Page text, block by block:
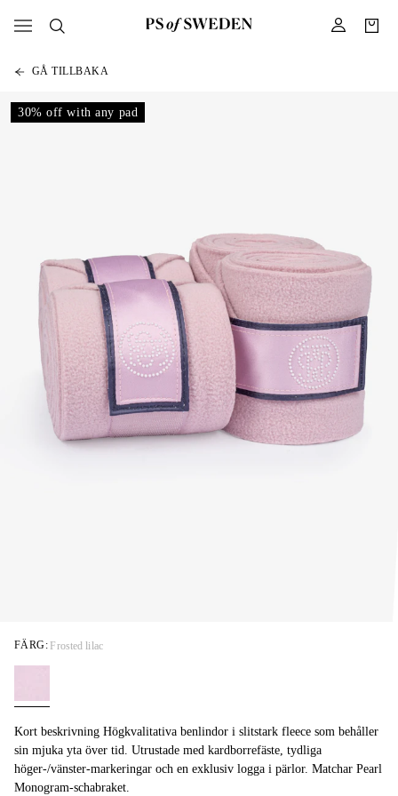
GÅ TILLBAKA
30% off with any pad
Kort beskrivning Högkvalitativa benlindor i slitstark fleece som behåller
sin mjuka yta över tid. Utrustade med kardborrefäste, tydliga
höger-/vänster-markeringar och en exklusiv logga i pärlor. Matchar Pearl
Monogram-schabraket.
FÄRG: Frosted lilac